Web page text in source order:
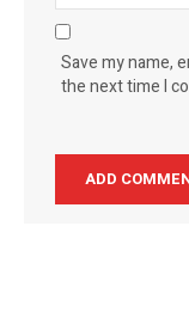
Save my name,
the next time I